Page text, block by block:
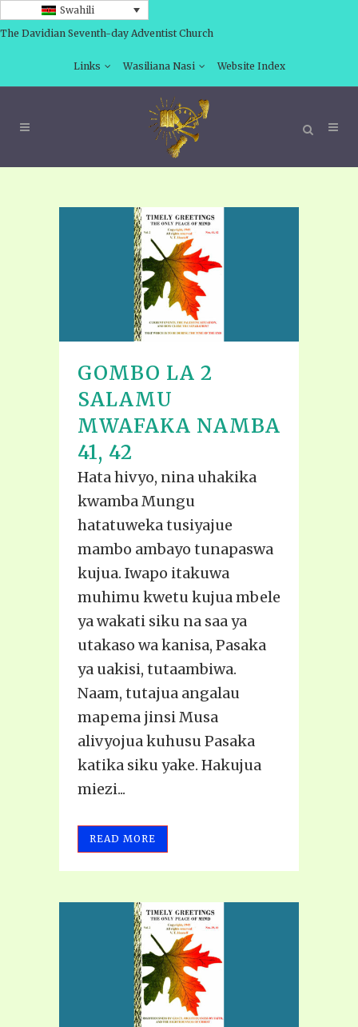
Swahili
The Davidian Seventh-day Adventist Church
Links Wasiliana Nasi Website Index
GOMBO LA 2
SALAMU
MWAFAKA NAMBA
41, 42
Hata hivyo, nina uhakika
kwamba Mungu
hatatuweka tusiyajue
mambo ambayo tunapaswa
kujua. Iwapo itakuwa
muhimu kwetu kujua mbele
ya wakati siku na saa ya
utakaso wa kanisa, Pasaka
ya uakisi, tutaambiwa.
Naam, tutajua angalau
mapema jinsi Musa
alivyojua kuhusu Pasaka
katika siku yake. Hakujua
miezi...
READ MORE